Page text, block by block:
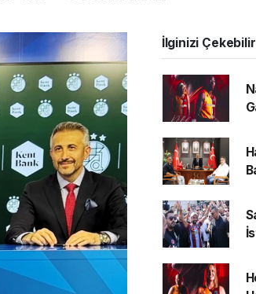
İlginizi Çekebilir